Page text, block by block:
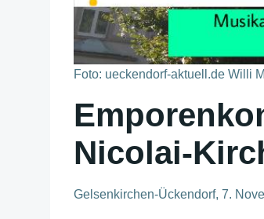
Foto: ueckendorf-aktuell.de Willi
Nicolai-
Gelsenkirchen-Ückendorf, 7.